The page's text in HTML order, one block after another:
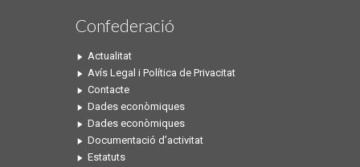
Confederació
Actualitat
Avís Legal i Política de Privacitat
Contacte
Dades econòmiques
Dades econòmiques
Documentació d’activitat
Estatuts